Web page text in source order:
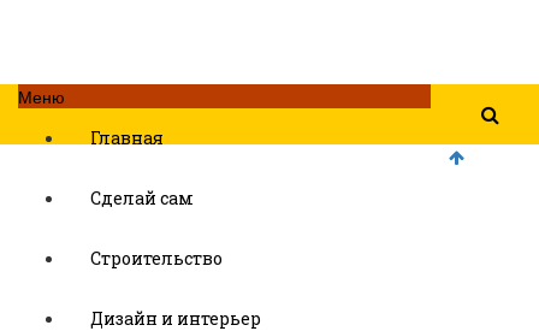
Меню
Главная
Сделай сам
Строительство
Дизайн и интерьер